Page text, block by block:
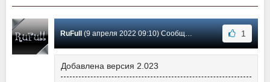
RuFull(9 апреля 2022 09:10) Сообщение #159 1
Добавлена версия 2.023